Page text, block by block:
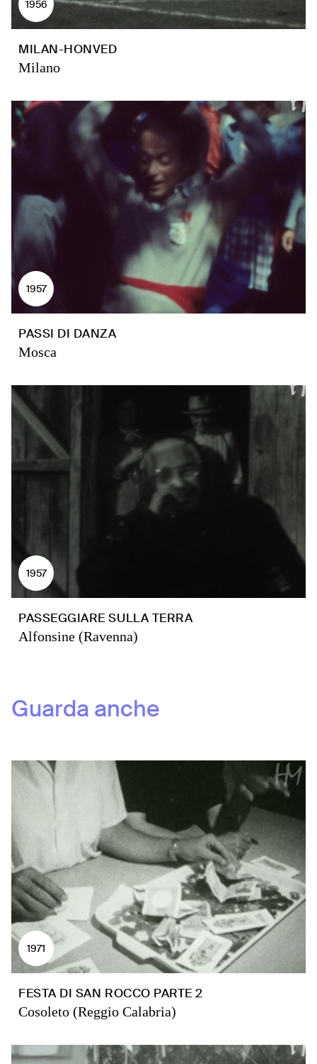
1956
MILAN-HONVED
Milano
1957
PASSI DI DANZA
Mosca
1957
PASSEGGIARE SULLA TERRA
Alfonsine (Ravenna)
Guarda anche
1971
FESTA DI SAN ROCCO PARTE 2
Cosoleto (Reggio Calabria)